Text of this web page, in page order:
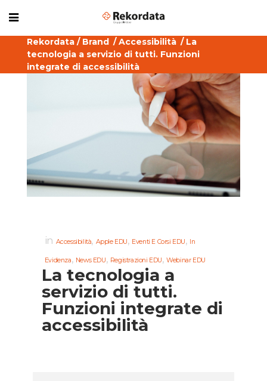
Rekordata / Brand /Accessibilità / La
tecnologia a servizio di tutti. Funzioni
integrate di accessibilità
in Accessibilità, Apple EDU, Eventi E Corsi EDU, In
Evidenza, News EDU, Registrazioni EDU,Webinar EDU
La tecnologia a
servizio di tutti.
Funzioni integrate di
accessibilità